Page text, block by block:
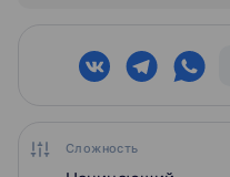
Сложность